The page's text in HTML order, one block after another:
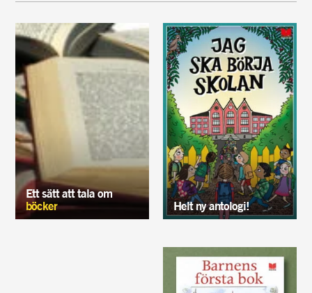
Ett sätt att tala om
böcker
Helt ny antologi!